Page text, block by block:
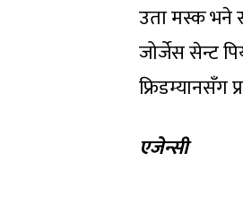
उता मस्क भने
जोर्जेस सेन्ट
फ्रिडम्यानसँग
एजेन्सी